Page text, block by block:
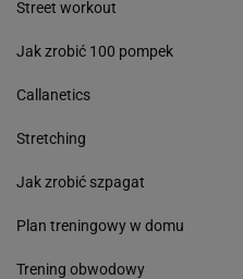
Street workout
Jak zrobić 100 pompek
Callanetics
Stretching
Jak zrobić szpagat
Plan treningowy w domu
Trening obwodowy